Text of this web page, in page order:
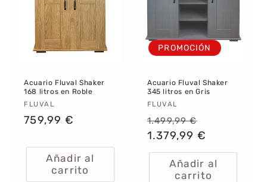
Acuario Fluval Shaker
168 litros en Roble
Proveedor:
FLUVAL
Precio
759,99 €
Añadir al
carrito
PROMOCIÓN
Acuario Fluval Shaker
345 litros en Gris
Proveedor:
FLUVAL
Precio
habitual
1.499,99 €
de
oferta
1.379,99 €
Añadir al
carrito